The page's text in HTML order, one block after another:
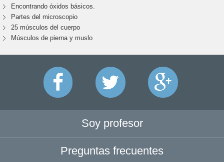
Encontrando óxidos básicos.
Partes del microscopio
25 músculos del cuerpo
Músculos de pierna y muslo
Soy profesor
Preguntas frecuentes